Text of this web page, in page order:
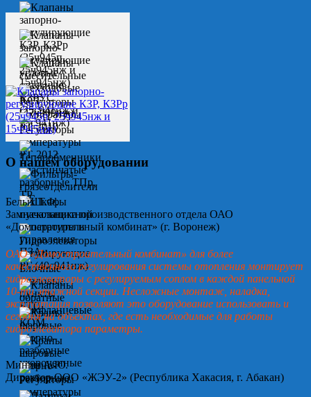
О нашем оборудовании
Белых Т.Ф.
Замначальника производственного отдела ОАО
«Домостроительный комбинат» (г. Воронеж)
ОАО «Домостроительный комбинат» для более
качественного регулирования системы отопления монтирует
гидроэлеваторы с регулируемым соплом в каждой панельной
10-ти этажной секции. Несложные монтаж, наладка,
эксплуатация позволяют это оборудование использовать и
сегодня на объектах, где есть необходимые для работы
гидроэлеватора параметры.
Минин А.Ю.
Директор ООО «ЖЭУ-2» (Республика Хакасия, г. Абакан)